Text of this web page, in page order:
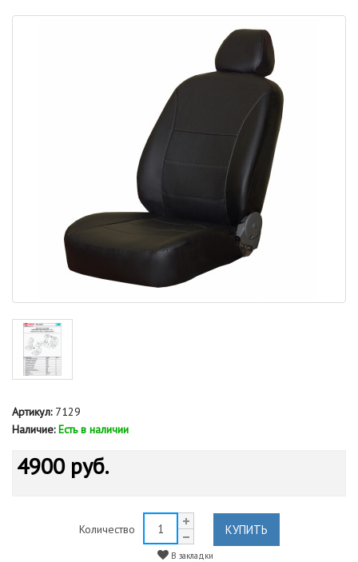
Артикул:7129
Наличие: Есть в наличии
4900 руб.
Количество КУПИТЬ
В закладки